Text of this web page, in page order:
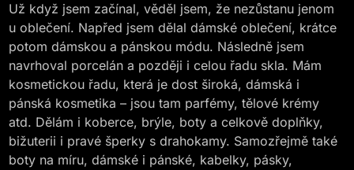
Už když jsem začínal, věděl jsem, že nezůstanu jenom
u oblečení. Napřed jsem dělal dámské oblečení, krátce
potom dámskou a pánskou módu. Následně jsem
navrhoval porcelán a později i celou řadu skla. Mám
kosmetickou řadu, která je dost široká, dámská i
pánská kosmetika – jsou tam parfémy, tělové krémy
atd. Dělám i koberce, brýle, boty a celkově doplňky,
bižuterii i pravé šperky s drahokamy. Samozřejmě také
boty na míru, dámské i pánské, kabelky, pásky,